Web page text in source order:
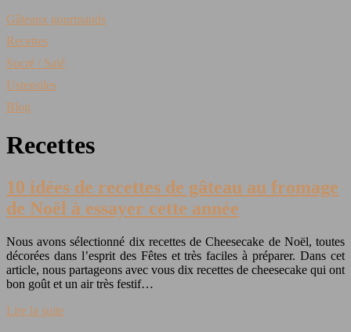
Gâteaux gourmands
Recettes
Sucré / Salé
Ustensiles
Blog
Recettes
10 idées de recettes de gâteau au fromage
de Noël à essayer cette année
Nous avons sélectionné dix recettes de Cheesecake de Noël, toutes
décorées dans l’esprit des Fêtes et très faciles à préparer. Dans cet
article, nous partageons avec vous dix recettes de cheesecake qui ont
bon goût et un air très festif…
Lire la suite